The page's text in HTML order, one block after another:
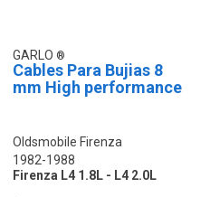
GARLO
Cables Para Bujias 8
mm High performance
Oldsmobile Firenza
1982-1988
Firenza L4 1.8L - L4 2.0L